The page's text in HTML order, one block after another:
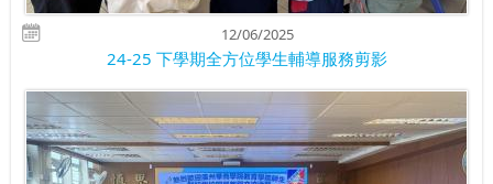
12/06/2025
24-25 下學期全方位學生輔導服務剪影